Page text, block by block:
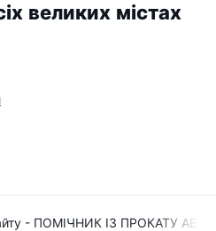
великих містах
- ПОМІЧНИК ІЗ ПРОКАТУ